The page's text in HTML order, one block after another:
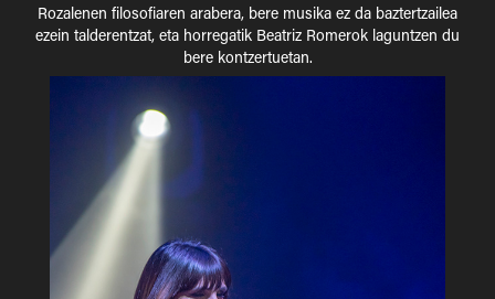
Rozalenen filosofiaren arabera, bere musika ez da baztertzailea
ezein talderentzat, eta horregatik Beatriz Romerok laguntzen du
bere kontzertuetan.